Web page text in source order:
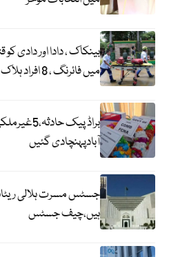
بینکاک ، دادا اور دادی
میں فائرنگ ، 8 افراد ہلاک ، 14 زخمی
براڈ پیک
آبادپہنچادی گئیں
جسٹس مسرت ہلالی
ہیں،چیف جسٹس